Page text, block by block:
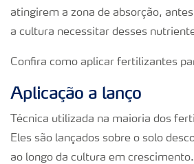
atingirem a zona de absorção,
a cultura necessitar desses
Confira como aplicar fertilizantes
Aplicação a lanço
Técnica utilizada na maioria dos
Eles são lançados sobre o solo
ao longo da cultura em crescimento.